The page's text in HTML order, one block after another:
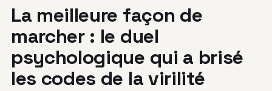
La meilleure façon de
marcher : le duel
psychologique qui a brisé
les codes de la virilité